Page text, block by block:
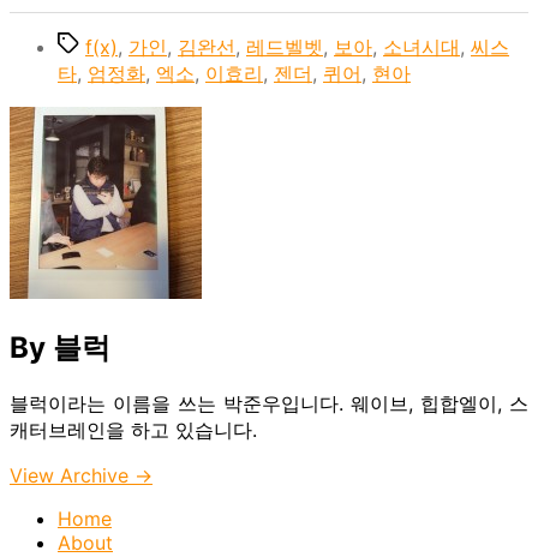
Tagsf(x), 가인, 김완선, 레드벨벳, 보아, 소녀시대, 씨스
타, 엄정화, 엑소, 이효리, 젠더, 퀴어, 현아
By 블럭
블럭이라는 이름을 쓰는 박준우입니다. 웨이브, 힙합엘이, 스
캐터브레인을 하고 있습니다.
View Archive →
Home
About